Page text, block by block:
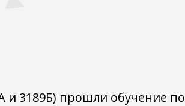
и 3189Б) прошли обучение по